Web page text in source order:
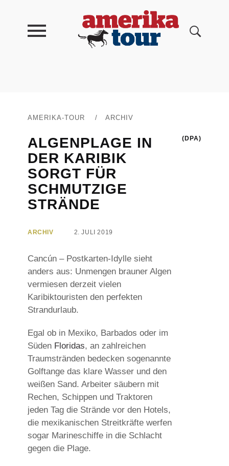
AMERIKA-TOUR / ARCHIV
ALGENPLAGE IN
DER KARIBIK
SORGT FÜR
SCHMUTZIGE
STRÄNDE
(DPA)
ARCHIV 2. JULI 2019
Cancún – Postkarten-Idylle sieht
anders aus: Unmengen brauner Algen
vermiesen derzeit vielen
Karibiktouristen den perfekten
Strandurlaub.
Egal ob in Mexiko, Barbados oder im
Süden Floridas, an zahlreichen
Traumstränden bedecken sogenannte
Golftange das klare Wasser und den
weißen Sand. Arbeiter säubern mit
Rechen, Schippen und Traktoren
jeden Tag die Strände vor den Hotels,
die mexikanischen Streitkräfte werfen
sogar Marineschiffe in die Schlacht
gegen die Plage.